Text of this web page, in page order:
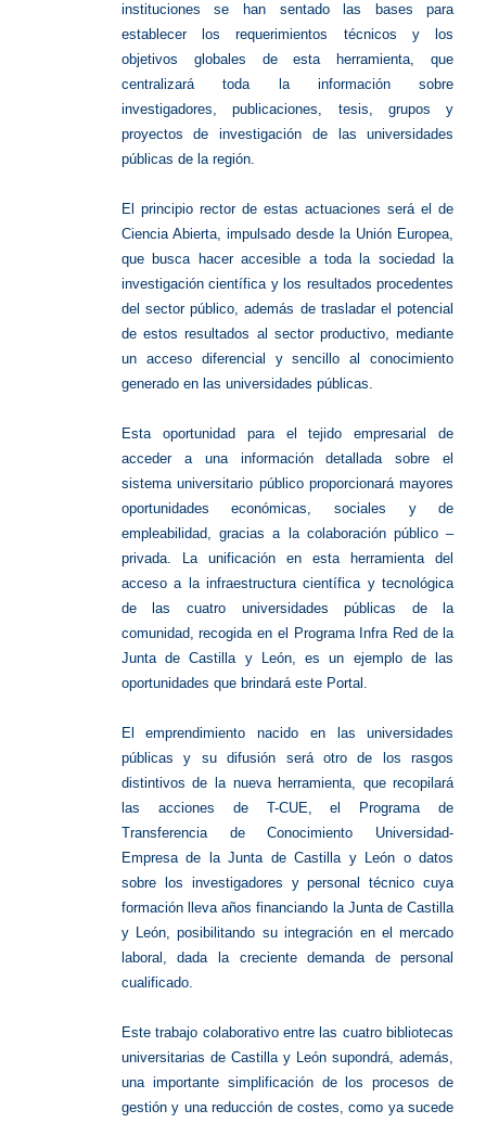
instituciones se han sentado las bases para
establecer los requerimientos técnicos y los
objetivos globales de esta herramienta, que
centralizará toda la información sobre
investigadores, publicaciones, tesis, grupos y
proyectos de investigación de las universidades
públicas de la región.
El principio rector de estas actuaciones será el de
Ciencia Abierta, impulsado desde la Unión Europea,
que busca hacer accesible a toda la sociedad la
investigación científica y los resultados procedentes
del sector público, además de trasladar el potencial
de estos resultados al sector productivo, mediante
un acceso diferencial y sencillo al conocimiento
generado en las universidades públicas.
Esta oportunidad para el tejido empresarial de
acceder a una información detallada sobre el
sistema universitario público proporcionará mayores
oportunidades económicas, sociales y de
empleabilidad, gracias a la colaboración público –
privada. La unificación en esta herramienta del
acceso a la infraestructura científica y tecnológica
de las cuatro universidades públicas de la
comunidad, recogida en el Programa Infra Red de la
Junta de Castilla y León, es un ejemplo de las
oportunidades que brindará este Portal.
El emprendimiento nacido en las universidades
públicas y su difusión será otro de los rasgos
distintivos de la nueva herramienta, que recopilará
las acciones de T-CUE, el Programa de
Transferencia de Conocimiento Universidad-
Empresa de la Junta de Castilla y León o datos
sobre los investigadores y personal técnico cuya
formación lleva años financiando la Junta de Castilla
y León, posibilitando su integración en el mercado
laboral, dada la creciente demanda de personal
cualificado.
Este trabajo colaborativo entre las cuatro bibliotecas
universitarias de Castilla y León supondrá, además,
una importante simplificación de los procesos de
gestión y una reducción de costes, como ya sucede